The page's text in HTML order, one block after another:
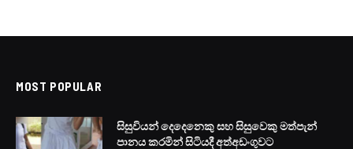
ඔන්ලයින් පනත මර උඟුලක්